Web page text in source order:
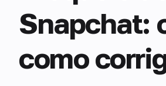
Snapchat:
como